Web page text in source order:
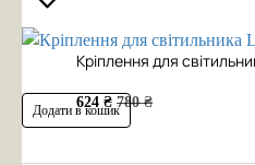
Кріплення для
624 ₴ 780 ₴
Додати в кошик